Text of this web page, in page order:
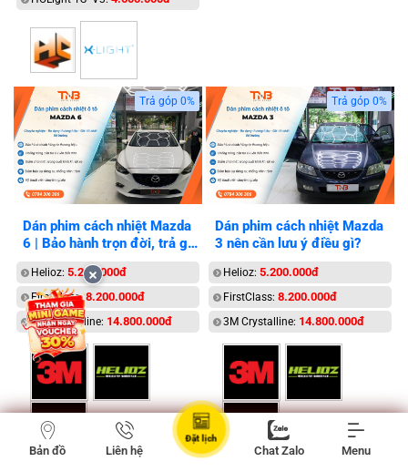
Trả góp 0%
Dán phim cách nhiệt Mazda
6 | Bảo hành trọn đời, trả góp
0%
Helioz: 5.200.000đ
FirstClass:8.200.000đ
3M Crystalline: 14.800.000đ
Trả góp 0%
Dán phim cách nhiệt Mazda
3 nên cần lưu ý điều gì?
Helioz: 5.200.000đ
FirstClass: 8.200.000đ
3M Crystalline: 14.800.000đ
Bản đồ Liên hệ
Đặt lịch
Chat Zalo Menu